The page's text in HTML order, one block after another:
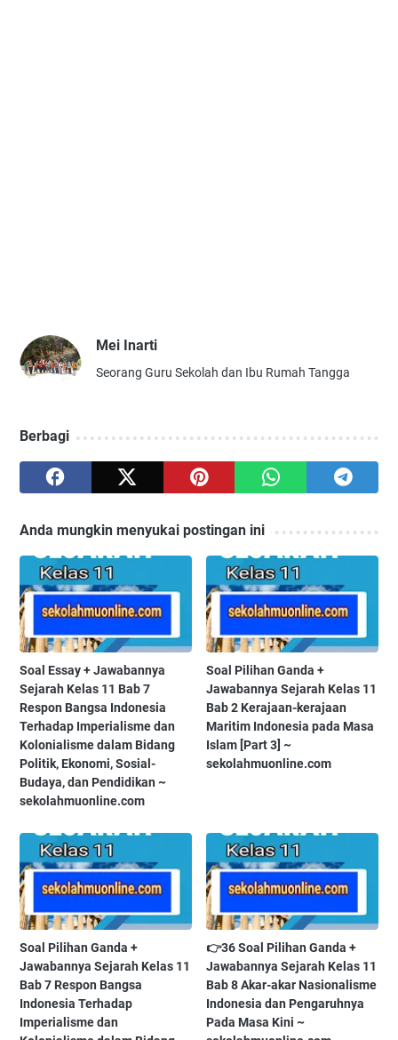
Mei Inarti
Seorang Guru Sekolah dan Ibu Rumah Tangga
Berbagi
Anda mungkin menyukai postingan ini
Soal Essay + Jawabannya
Sejarah Kelas 11 Bab 7
Respon Bangsa Indonesia
Terhadap Imperialisme dan
Kolonialisme dalam Bidang
Politik, Ekonomi, Sosial-
Budaya, dan Pendidikan ~
sekolahmuonline.com
Soal Pilihan Ganda +
Jawabannya Sejarah Kelas 11
Bab 2 Kerajaan-kerajaan
Maritim Indonesia pada Masa
Islam [Part 3] ~
sekolahmuonline.com
Soal Pilihan Ganda +
Jawabannya Sejarah Kelas 11
Bab 7 Respon Bangsa
Indonesia Terhadap
Imperialisme dan
👉36 Soal Pilihan Ganda +
Jawabannya Sejarah Kelas 11
Bab 8 Akar-akar Nasionalisme
Indonesia dan Pengaruhnya
Pada Masa Kini ~